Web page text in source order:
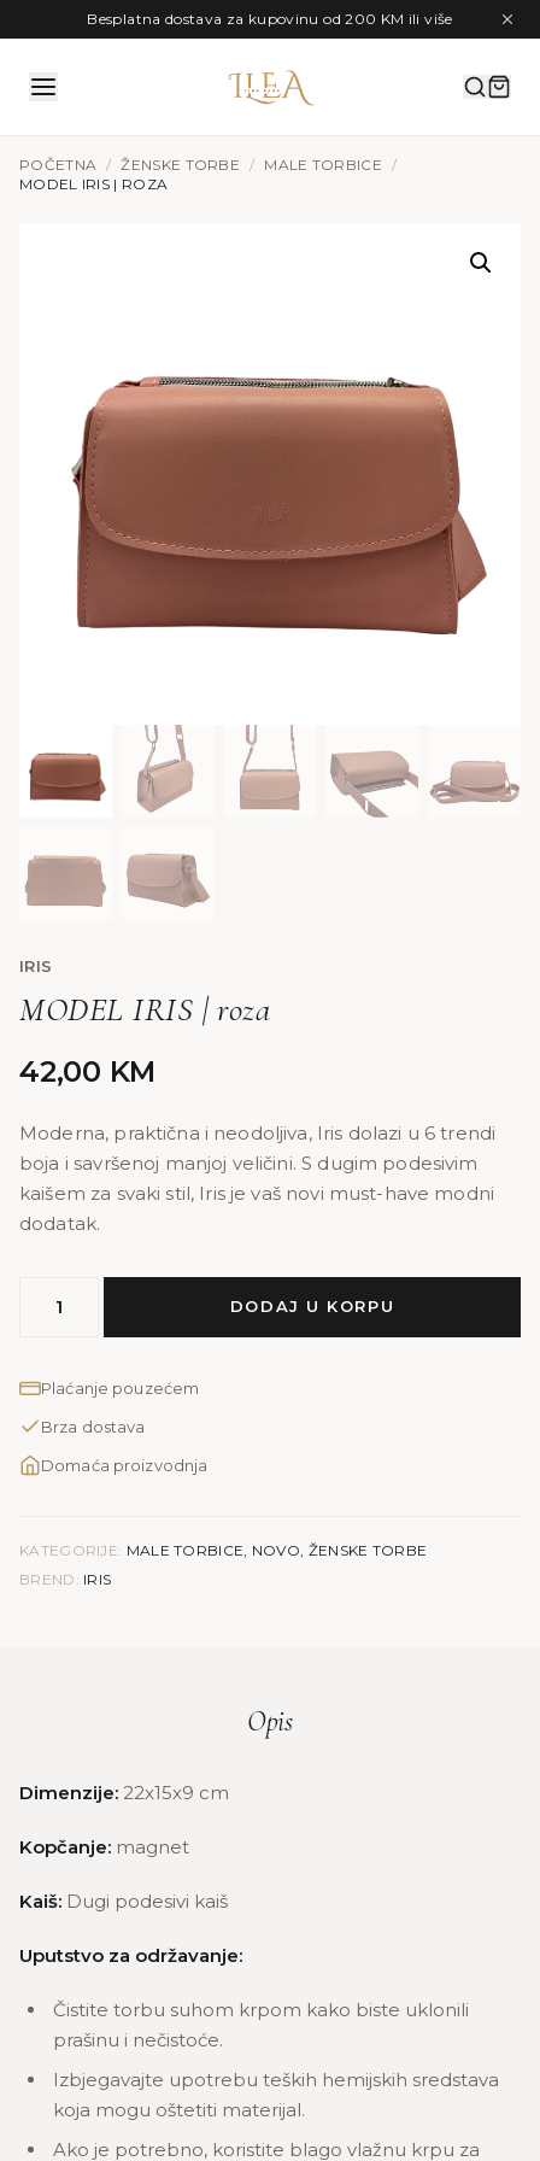
Preskoči na sadržajBesplatna dostava za kupovinu od 200 KM ili više
POČETNA / ŽENSKE TORBE / MALE TORBICE /
MODEL IRIS | ROZA
IRIS
MODEL IRIS | roza
42,00 KM
Moderna, praktična i neodoljiva, Iris dolazi u 6 trendi
boja i savršenoj manjoj veličini. S dugim podesivim
kaišem za svaki stil, Iris je vaš novi must-have modni
dodatak.
roza
DODAJ U KORPU
Plaćanje pouzećem
Brza dostava
Domaća proizvodnja
KATEGORIJE: MALE TORBICE NOVO ŽENSKE TORBE
BREND: IRIS
Opis
Dimenzije: 22x15x9 cm
Kopčanje: magnet
Kaiš: Dugi podesivi kaiš
Uputstvo za održavanje:
Čistite torbu suhom krpom kako biste uklonili
prašinu i nečistoće.
Izbjegavajte upotrebu teških hemijskih sredstava
koja mogu oštetiti materijal.
Ako je potrebno, koristite blago vlažnu krpu za